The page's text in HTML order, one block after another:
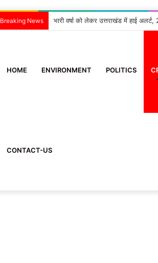
Breaking News भारी वर्षा को लेकर उत्तराखंड में हाई
HOME ENVIRONMENT POLITICS
CONTACT-US